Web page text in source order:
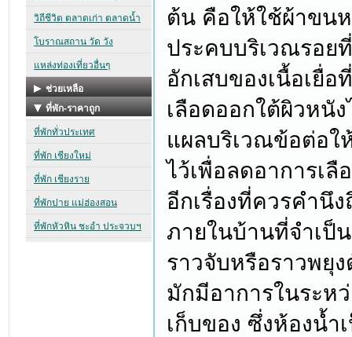
ต้น คือให้ใช้ผ้าขน
ประคบบริเวณรอย
อักเสบของเนื้อเยื่
เลือดออกใต้ผิวหนั
แผลบริเวณข้อต่อ
ไว้เพื่อลดอาการเ
อีกเรื่องที่ควรคำนึ
ภายในบ้านที่จำเป็
ราวจับหรือราวพยุ
มักมีอาการในระห
เก็บของ ซึ่งห้องน้ำ